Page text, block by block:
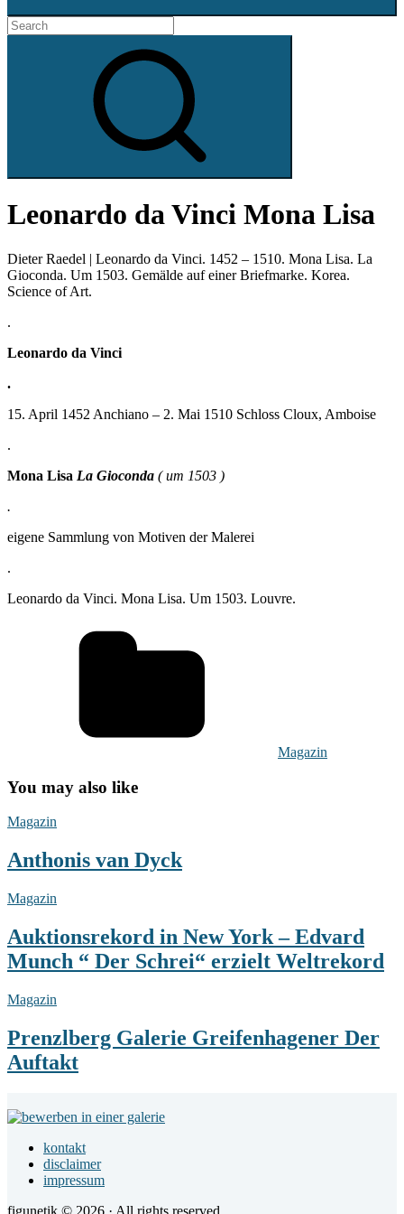
Search
for:
Leonardo da Vinci Mona Lisa
Dieter Raedel | Leonardo da Vinci. 1452 – 1510. Mona Lisa. La
Gioconda. Um 1503. Gemälde auf einer Briefmarke. Korea.
Science of Art.
.
Leonardo da Vinci
.
15. April 1452 Anchiano – 2. Mai 1510 Schloss Cloux, Amboise
.
Mona Lisa La Gioconda ( um 1503 )
.
eigene Sammlung von Motiven der Malerei
.
Leonardo da Vinci. Mona Lisa. Um 1503. Louvre.
Magazin
You may also like
Anthonis
Dyck
Magazin
Anthonis van Dyck
Auktionsrekord
New
York
–
Munch
“
Der
Schrei“
erzielt
Weltrekord
Magazin
Auktionsrekord in New York – Edvard
Munch “ Der Schrei“ erzielt Weltrekord
Prenzlberg
Greifenhagener
Der
Auftakt
Magazin
Prenzlberg Galerie Greifenhagener Der
Auftakt
Footer
Widget
Areakontakt
disclaimer
impressum
figunetik © 2026 · All rights reserved